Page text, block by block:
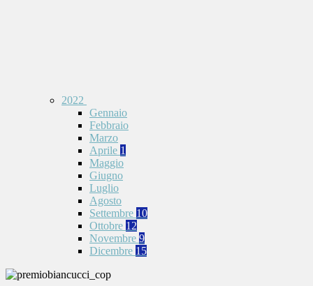
2022
Gennaio
Febbraio
Marzo
Aprile 1
Maggio
Giugno
Luglio
Agosto
Settembre 10
Ottobre 12
Novembre 9
Dicembre 15